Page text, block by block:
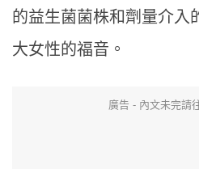
的益生菌菌株和劑量介入
大女性的福音。
廣告 - 內文未完請